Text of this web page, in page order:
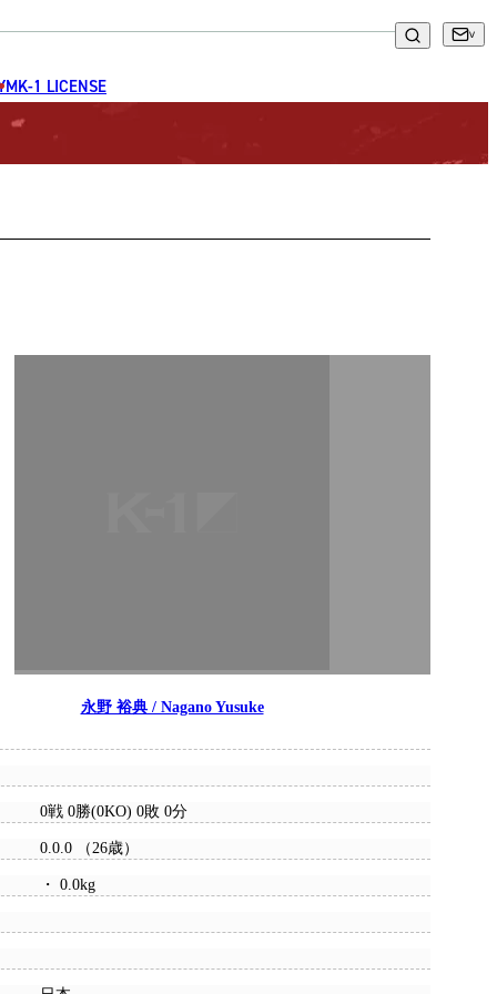
K-1 LICENSE
永野 裕典 / Nagano Yusuke
0戦 0勝(0KO) 0敗 0分
0.0.0 （26歳）
・ 0.0kg